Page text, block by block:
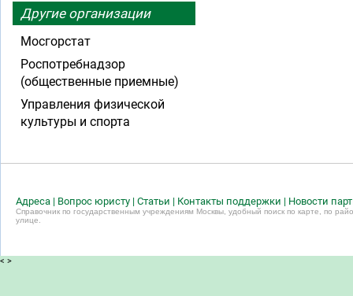
Другие организации
Мосгорстат
Роспотребнадзор
(общественные приемные)
Управления физической
культуры и спорта
Адреса | Вопрос юристу | Статьи | Контакты поддержки | Новости
Справочник по государственным учреждениям Москвы, удобный поиск по карте, по
улице.
< >